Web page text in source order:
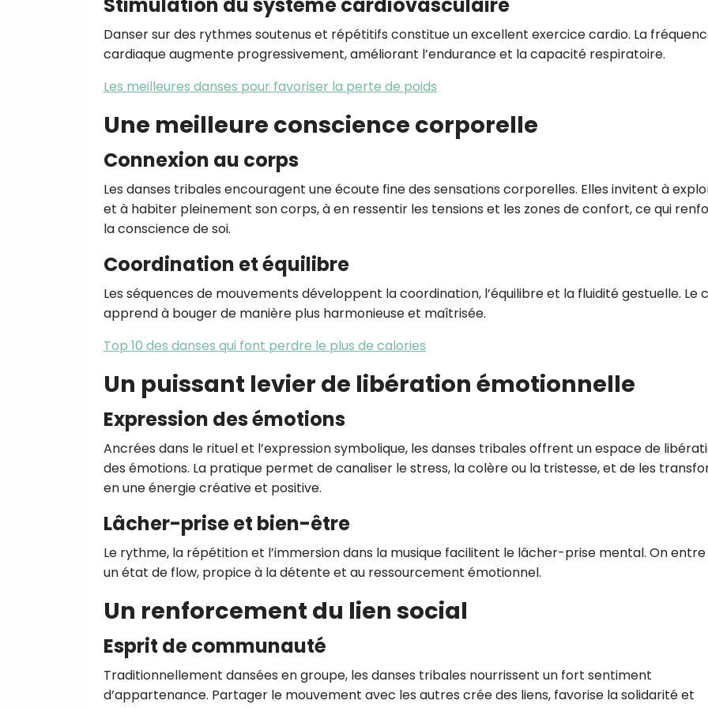
Danser sur des rythmes soutenus et répétitifs constitue un excellent exercice cardio. La
cardiaque augmente progressivement, améliorant l’endurance et la capacité respiratoire.
Les meilleures danses pour favoriser la perte de poids
Une meilleure conscience corporelle
Connexion au corps
Les danses tribales encouragent une écoute fine des sensations corporelles. Elles invitent à
et à habiter pleinement son corps, à en ressentir les tensions et les zones de confort, ce qui
la conscience de soi.
Coordination et équilibre
Les séquences de mouvements développent la coordination, l’équilibre et la fluidité gestuelle. Le
apprend à bouger de manière plus harmonieuse et maîtrisée.
Top 10 des danses qui font perdre le plus de calories
Un puissant levier de libération émotionnelle
Expression des émotions
Ancrées dans le rituel et l’expression symbolique, les danses tribales offrent un espace de
des émotions. La pratique permet de canaliser le stress, la colère ou la tristesse, et de les
en une énergie créative et positive.
Lâcher-prise et bien-être
Le rythme, la répétition et l’immersion dans la musique facilitent le lâcher-prise mental. On entre
un état de flow, propice à la détente et au ressourcement émotionnel.
Un renforcement du lien social
Esprit de communauté
Traditionnellement dansées en groupe, les danses tribales nourrissent un fort sentiment
d’appartenance. Partager le mouvement avec les autres crée des liens, favorise la solidarité et